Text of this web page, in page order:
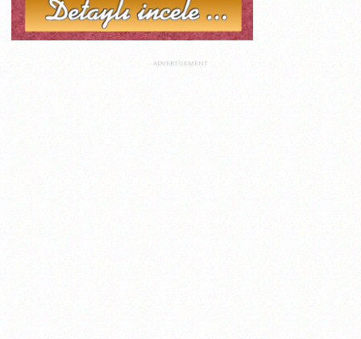
ADVERTISEMENT